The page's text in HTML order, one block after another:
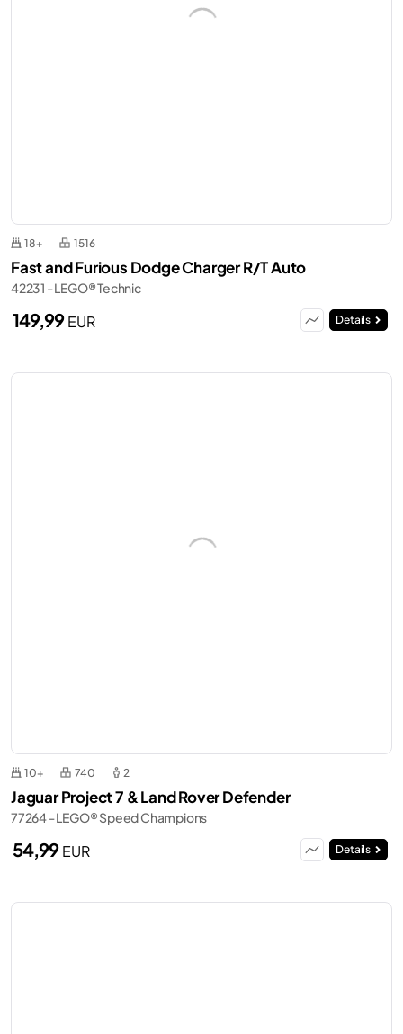
18+ 1516
Fast and Furious Dodge Charger R/T Auto
42231 - LEGO® Technic
149,99EUR Details
10+ 740 2
Jaguar Project 7 & Land Rover Defender
77264 - LEGO® Speed Champions
54,99EUR Details